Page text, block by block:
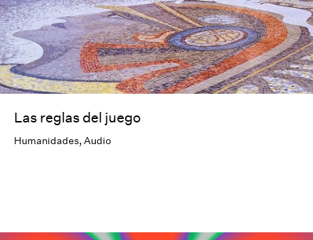
Las reglas del juego
Humanidades, Audio